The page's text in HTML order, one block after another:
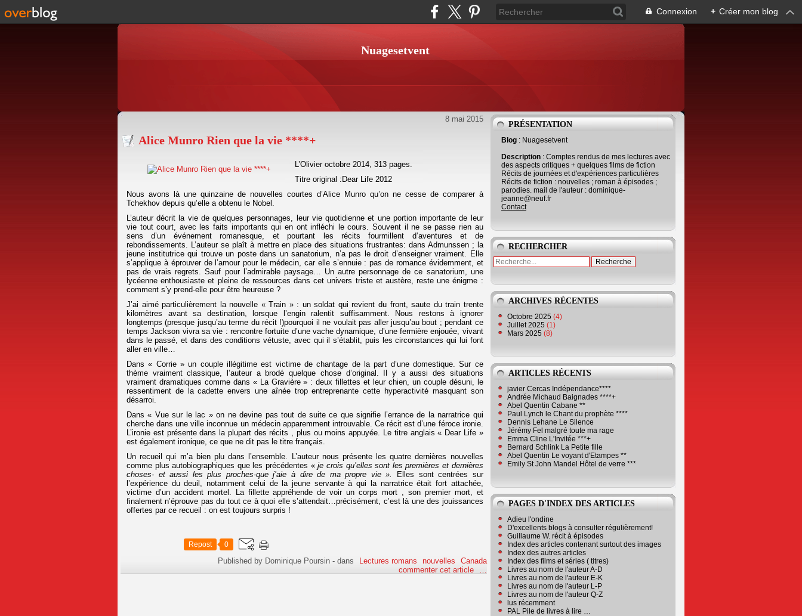
Connexion + Créer mon blog
Nuagesetvent
8 mai 2015
Alice Munro Rien que la vie ****+
L’Olivier octobre 2014, 313 pages.
Titre original :Dear Life 2012
Nous avons là une quinzaine de nouvelles courtes d’Alice Munro qu’on ne cesse de comparer à
Tchekhov depuis qu’elle a obtenu le Nobel.
L’auteur décrit la vie de quelques personnages, leur vie quotidienne et une portion importante de leur
vie tout court, avec les faits importants qui en ont infléchi le cours. Souvent il ne se passe rien au
sens d’un événement romanesque, et pourtant les récits fourmillent d’aventures et de
rebondissements. L’auteur se plaît à mettre en place des situations frustrantes: dans Admunssen ; la
jeune institutrice qui trouve un poste dans un sanatorium, n’a pas le droit d’enseigner vraiment. Elle
s’applique à éprouver de l’amour pour le médecin, car elle s’ennuie : pas de romance évidemment, et
pas de vrais regrets. Sauf pour l’admirable paysage… Un autre personnage de ce sanatorium, une
lycéenne enthousiaste et pleine de ressources dans cet univers triste et austère, reste une énigme :
comment s’y prend-elle pour être heureuse ?
J’ai aimé particulièrement la nouvelle « Train » : un soldat qui revient du front, saute du train trente
kilomètres avant sa destination, lorsque l’engin ralentit suffisamment. Nous restons à ignorer
longtemps (presque jusqu’au terme du récit !)pourquoi il ne voulait pas aller jusqu’au bout ; pendant ce
temps Jackson vivra sa vie : rencontre fortuite d’une vache dynamique, d’une fermière enjouée, vivant
dans le passé, et dans des conditions vétuste, avec qui il s’établit, puis les circonstances qui lui font
aller en ville…
Dans « Corrie » un couple illégitime est victime de chantage de la part d’une domestique. Sur ce
thème vraiment classique, l’auteur a brodé quelque chose d’original. Il y a aussi des situations
vraiment dramatiques comme dans « La Gravière » : deux fillettes et leur chien, un couple désuni, le
ressentiment de la cadette envers une aînée trop entreprenante cette hyperactivité masquant son
désarroi.
Dans « Vue sur le lac » on ne devine pas tout de suite ce que signifie l’errance de la narratrice qui
cherche dans une ville inconnue un médecin apparemment introuvable. Ce récit est d’une féroce ironie.
L’ironie est présente dans la plupart des récits , plus ou moins appuyée. Le titre anglais « Dear Life »
est également ironique, ce que ne dit pas le titre français.
Un recueil qui m’a bien plu dans l’ensemble. L’auteur nous présente les quatre dernières nouvelles
comme plus autobiographiques que les précédentes «je crois qu’elles sont les premières et dernières
choses- et aussi les plus proches-que j’aie à dire de ma propre vie ».
Elles sont centrées sur
l’expérience du deuil, notamment celui de la jeune servante à qui la narratrice était fort attachée,
victime d’un accident mortel. La fillette appréhende de voir un corps mort , son premier mort, et
finalement n’éprouve pas du tout ce à quoi elle s’attendait…précisément, c’est là une des jouissances
offertes par ce recueil : on est toujours surpris !
Repost 0
Published by Dominique Poursin -dans Lectures romans nouvelles
Canada
commenter cet article
…
PRÉSENTATION
Blog : Nuagesetvent
Description : Comptes rendus de mes lectures avec
des aspects critiques + quelques films de fiction
Récits de journées et d'expériences particulières
Récits de fiction : nouvelles ; roman à épisodes ;
parodies. mail de l'auteur : dominique-
jeanne@neuf.fr
Contact
RECHERCHER
ARCHIVES RÉCENTES
Octobre 2025 (4)
Juillet 2025 (1)
Mars 2025 (8)
ARTICLES RÉCENTS
javier Cercas Indépendance****
Andrée Michaud Baignades ****+
Abel Quentin Cabane **
Paul Lynch le Chant du prophète ****
Dennis Lehane Le Silence
Jérémy Fel malgré toute ma rage
Emma Cline L'Invitée ***+
Bernard Schlink La Petite fille
Abel Quentin Le voyant d'Etampes **
Emily St John Mandel Hôtel de verre ***
PAGES D'INDEX DES ARTICLES
Adieu l'ondine
D'excellents blogs à consulter régulièrement!
Guillaume W. récit à épisodes
Index des articles contenant surtout des images
Index des autres articles
Index des films et séries ( titres)
Livres au nom de l'auteur A-D
Livres au nom de l'auteur E-K
Livres au nom de l'auteur L-P
Livres au nom de l'auteur Q-Z
lus récemment
PAL Pile de livres à lire …